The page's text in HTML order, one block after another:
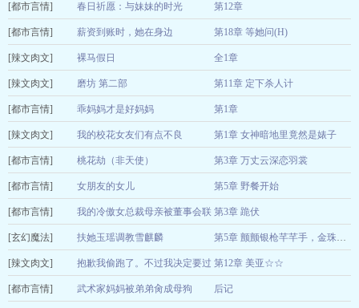
欲海生辉
[都市言情] 春日祈愿：与妹妹的时光 第12章
三喵酱☆
[都市言情] 薪资到账时，她在身边 第18章 等她问(H)
疯狂码字的咸鱼
[辣文肉文] 裸马假日 全1章
威尔玛丽娜
[辣文肉文] 磨坊 第二部 第11章 定下杀人计
猫九大大
[都市言情] 乖妈妈才是好妈妈 第1章
妈妈您又胖咯 08-05
[辣文肉文] 我的校花女友们有点不良 第1章 女神暗地里竟然是婊子
暗影之主
[都市言情] 桃花劫（非天使） 第3章 万丈云深恋羽裳
非天使
[都市言情] 女朋友的女儿 第5章 野餐开始
lisa
[都市言情] 我的冷傲女总裁母亲被董事会联
手做局，我在监控室看着她穿黑
丝跪下签字
第3章 跪伏
张小凡 08-05
[玄幻魔法] 扶她玉瑶调教雪麒麟 第5章 颤颤银枪芊芊手，金珠玉露尽入口
佚名
[辣文肉文] 抱歉我偷跑了。不过我决定要过
着色色的生活。
第12章 美亚☆☆
[都市言情] 武术家妈妈被弟弟肏成母狗 后记